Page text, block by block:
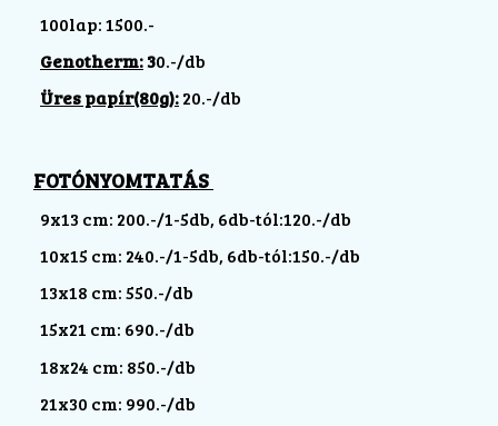
100lap: 1500.-
Genotherm:30.-/db
Üres papír(80g):20.-/db
FOTÓNYOMTATÁS
9x13 cm: 200.-/1-5db, 6db-tól:120.-/db
10x15 cm: 240.-/1-5db, 6db-tól:150.-/db
13x18 cm: 550.-/db
15x21 cm: 690.-/db
18x24 cm: 850.-/db
21x30 cm: 990.-/db